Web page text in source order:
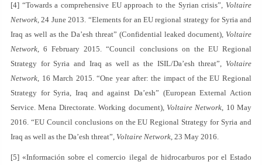
[4] “Towards a comprehensive EU approach to the Syrian crisis”, Voltaire
Network, 24 June 2013. “Elements for an EU regional strategy for Syria and
Iraq as well as the Da’esh threat” (Confidential leaked document), Voltaire
Network, 6 February 2015. “Council conclusions on the EU Regional
Strategy for Syria and Iraq as well as the ISIL/Da’esh threat”, Voltaire
Network, 16 March 2015. “One year after: the impact of the EU Regional
Strategy for Syria, Iraq and against Da’esh” (European External Action
Service. Mena Directorate. Working document), Voltaire Network, 10 May
2016. “EU Council conclusions on the EU Regional Strategy for Syria and
Iraq as well as the Da’esh threat”, Voltaire Network, 23 May 2016.
[5] «Información sobre el comercio ilegal de hidrocarburos por el Estado